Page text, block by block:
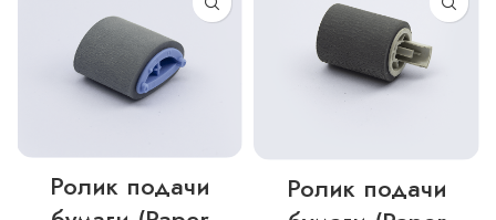
Ролик подачи
Ролик подачи